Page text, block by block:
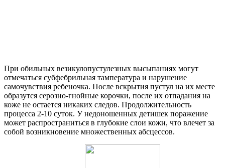
При обильных везикулопустулезных высыпаниях могут
отмечаться субфебрильная тампература и нарушение
самочувствия ребеночка. После вскрытия пустул на их месте
образутся серозно-гнойные корочки, после их отпадания на
коже не остается никаких следов. Продолжительность
процесса 2-10 суток. У недоношенных детишек поражение
может распространиться в глубокие слои кожи, что влечет за
собой возникновение множественных абсцессов.